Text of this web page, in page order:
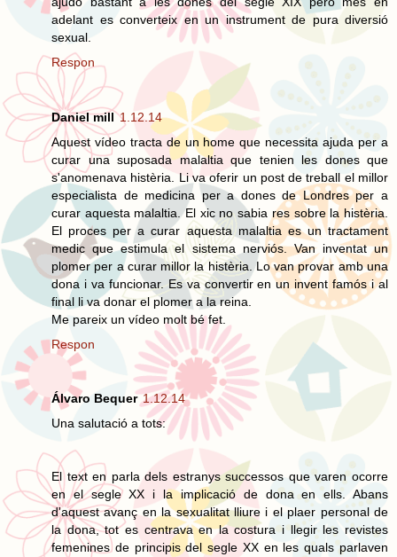
adelant es converteix en un instrument de pura diversió
sexual.
Respon
Daniel mill 1.12.14
Aquest vídeo tracta de un home que necessita ajuda per a
curar una suposada malaltia que tenien les dones que
s'anomenava histèria. Li va oferir un post de treball el millor
especialista de medicina per a dones de Londres per a
curar aquesta malaltia. El xic no sabia res sobre la histèria.
El proces per a curar aquesta malaltia es un tractament
medic que estimula el sistema nerviós. Van inventat un
plomer per a curar millor la histèria. Lo van provar amb una
dona i va funcionar. Es va convertir en un invent famós i al
final li va donar el plomer a la reina.
Me pareix un vídeo molt bé fet.
Respon
Álvaro Bequer 1.12.14
Una salutació a tots:
El text en parla dels estranys successos que varen ocorre
en el segle XX i la implicació de dona en ells. Abans
d'aquest avanç en la sexualitat lliure i el plaer personal de
la dona, tot es centrava en la costura i llegir les revistes
femenines de principis del segle XX en les quals parlaven